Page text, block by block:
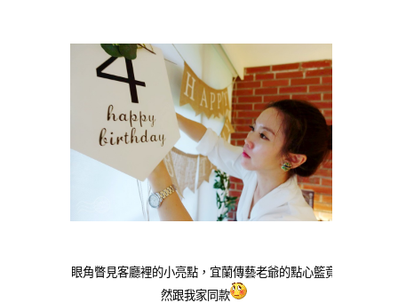
眼角瞥見客廳裡的小亮點，宜蘭傳藝老爺的點心籃竟
然跟我家同款